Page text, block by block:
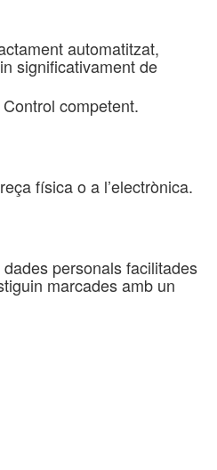
automatitzat,
significativament de
competent.
física o a l’electrònica.
personals facilitades
marcades amb un